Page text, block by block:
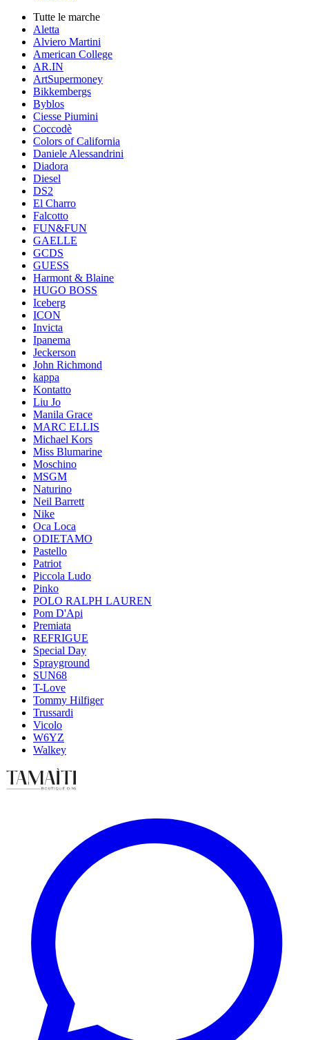
Tutte le marche
Aletta
Alviero Martini
American College
AR.IN
ArtSupermoney
Bikkembergs
Byblos
Ciesse Piumini
Coccodè
Colors of California
Daniele Alessandrini
Diadora
Diesel
DS2
El Charro
Falcotto
FUN&FUN
GAELLE
GCDS
GUESS
Harmont & Blaine
HUGO BOSS
Iceberg
ICON
Invicta
Ipanema
Jeckerson
John Richmond
kappa
Kontatto
Liu Jo
Manila Grace
MARC ELLIS
Michael Kors
Miss Blumarine
Moschino
MSGM
Naturino
Neil Barrett
Nike
Oca Loca
ODIETAMO
Pastello
Patriot
Piccola Ludo
Pinko
POLO RALPH LAUREN
Pom D'Api
Premiata
REFRIGUE
Special Day
Sprayground
SUN68
T-Love
Tommy Hilfiger
Trussardi
Vicolo
W6YZ
Walkey